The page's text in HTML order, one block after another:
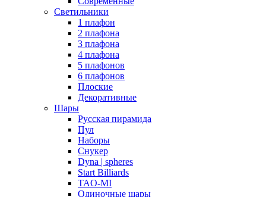
Светильники
1 плафон
2 плафона
3 плафона
4 плафона
5 плафонов
6 плафонов
Плоские
Декоративные
Шары
Русская пирамида
Пул
Наборы
Снукер
Dyna | spheres
Start Billiards
TAO-MI
Одиночные шары